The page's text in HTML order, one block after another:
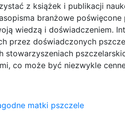
z książek i publikacji
branżowe
wiedzą i doświadczeniem.
przez doświadczonych
co może być niezwykle
matki pszczele